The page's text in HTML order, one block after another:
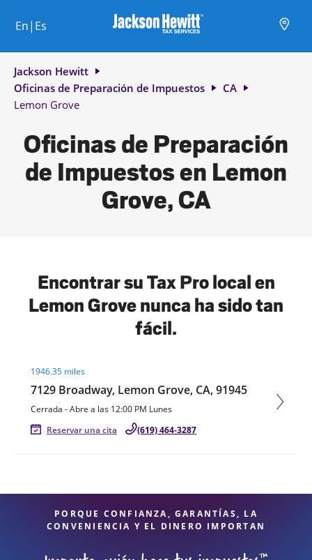
En|Es
Jackson Hewitt
Oficinas de Preparación de Impuestos
CA
Lemon Grove
Oficinas de Preparación
de Impuestos en Lemon
Grove, CA
Encontrar su Tax Pro local en
Lemon Grove nunca ha sido tan
fácil.
1946.35 miles
7129 Broadway, Lemon Grove, CA, 91945
Cerrada -Abre a las 12:00 PM Lunes
Reservar una cita
(619) 464-3287
PORQUE CONFIANZA, GARANTÍAS, LA
CONVENIENCIA Y EL DINERO IMPORTAN